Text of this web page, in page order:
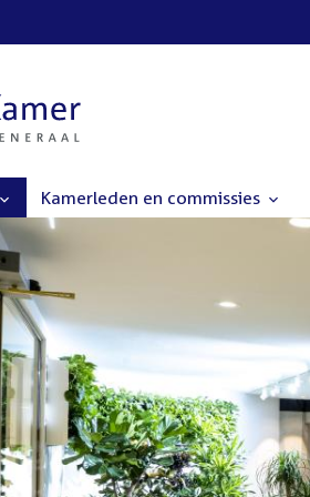
Kamerleden en commissies